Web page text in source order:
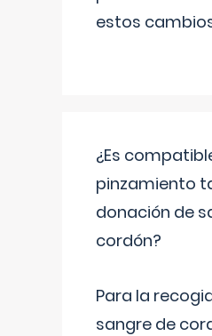
estos
¿Es
pinzamiento
donación de
cordón?
Para la
sangre de